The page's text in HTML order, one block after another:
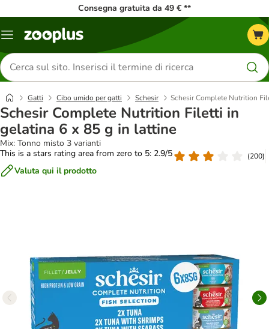
Consegna gratuita da 49 € **
Overview
Cerca
prodotti
Gatti Cibo umido per gatti Schesir Schesir Complete Nutrition
Schesir Complete Nutrition Filetti in
gelatina 6 x 85 g in lattine
Mix: Tonno misto 3 varianti
This is a stars rating area from zero to 5: 2.9/5
(200)
Valuta qui il prodotto